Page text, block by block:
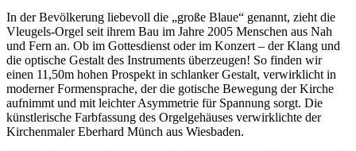
In der Bevölkerung liebevoll die „große Blaue“ genannt, zieht die
Vleugels-Orgel seit ihrem Bau im Jahre 2005 Menschen aus Nah
und Fern an. Ob im Gottesdienst oder im Konzert – der Klang und
die optische Gestalt des Instruments überzeugen! So finden wir
einen 11,50m hohen Prospekt in schlanker Gestalt, verwirklicht in
moderner Formensprache, der die gotische Bewegung der Kirche
aufnimmt und mit leichter Asymmetrie für Spannung sorgt. Die
künstlerische Farbfassung des Orgelgehäuses verwirklichte der
Kirchenmaler Eberhard Münch aus Wiesbaden.